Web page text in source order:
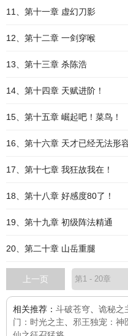
11、第十一章 虚幻刀影
12、第十二章 一剑穿喉
13、第十三章 杀陈浩
14、第十四章 天赋进阶！
15、第十五章 崛起吧！菜鸟！
16、第十六章 天才已经无法形
17、第十七章 我狂故我在！
18、第十八章 好感度80了！
19、第十九章 初级阵法精通
20、第二十章 山岳重腿
上一页
相关推荐： 斗破苍穹 诡秘之
门：时光之主
邪王独宠：神